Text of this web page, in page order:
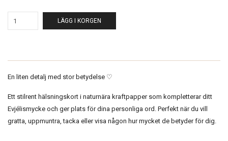
LÄGG I KORGEN
En liten detalj med stor betydelse ♡
Ett stilrent hälsningskort i naturnära kraftpapper som kompletterar ditt
Evjélismycke och ger plats för dina personliga ord. Perfekt när du vill
gratta, uppmuntra, tacka eller visa någon hur mycket de betyder för dig.